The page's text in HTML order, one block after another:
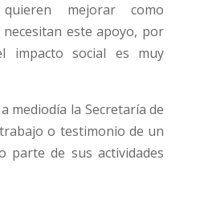
mejorar como
este apoyo, por
impacto social es muy
mediodía la Secretaría de
o testimonio de un
parte de sus actividades